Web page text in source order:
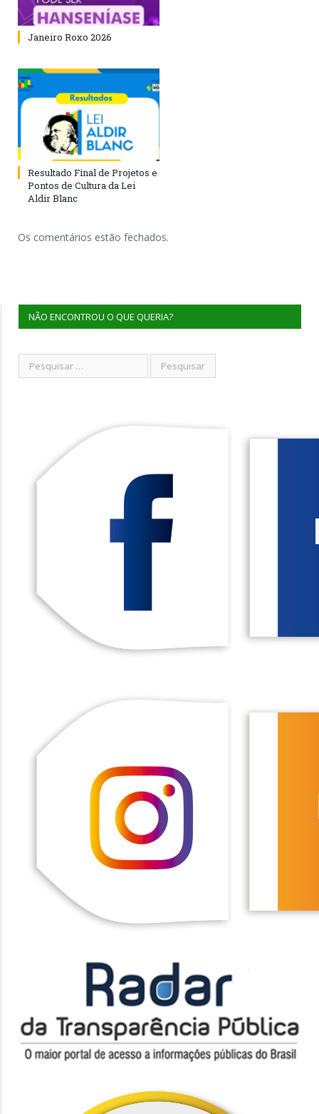
Janeiro Roxo 2026
Resultado Final de Projetos e
Pontos de Cultura da Lei
Aldir Blanc
Os comentários estão fechados.
NÃO ENCONTROU O QUE QUERIA?